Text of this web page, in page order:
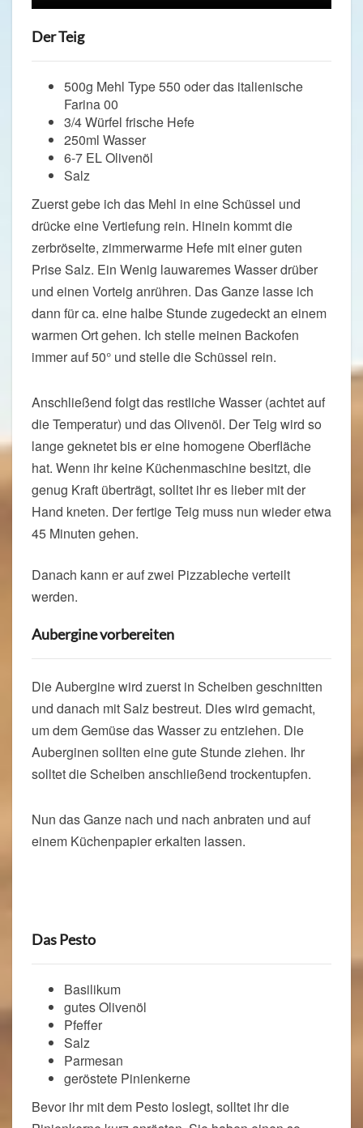
Der Teig
500g Mehl Type 550 oder das italienische
Farina 00
3/4 Würfel frische Hefe
250ml Wasser
6-7 EL Olivenöl
Salz
Zuerst gebe ich das Mehl in eine Schüssel und
drücke eine Vertiefung rein. Hinein kommt die
zerbröselte, zimmerwarme Hefe mit einer guten
Prise Salz. Ein Wenig lauwaremes Wasser drüber
und einen Vorteig anrühren. Das Ganze lasse ich
dann für ca. eine halbe Stunde zugedeckt an einem
warmen Ort gehen. Ich stelle meinen Backofen
immer auf 50° und stelle die Schüssel rein.
Anschließend folgt das restliche Wasser (achtet auf
die Temperatur) und das Olivenöl. Der Teig wird so
lange geknetet bis er eine homogene Oberfläche
hat. Wenn ihr keine Küchenmaschine besitzt, die
genug Kraft überträgt, solltet ihr es lieber mit der
Hand kneten. Der fertige Teig muss nun wieder etwa
45 Minuten gehen.
Danach kann er auf zwei Pizzableche verteilt
werden.
Aubergine vorbereiten
Die Aubergine wird zuerst in Scheiben geschnitten
und danach mit Salz bestreut. Dies wird gemacht,
um dem Gemüse das Wasser zu entziehen. Die
Auberginen sollten eine gute Stunde ziehen. Ihr
solltet die Scheiben anschließend trockentupfen.
Nun das Ganze nach und nach anbraten und auf
einem Küchenpapier erkalten lassen.
Das Pesto
Basilikum
gutes Olivenöl
Pfeffer
Salz
Parmesan
geröstete Pinienkerne
Bevor ihr mit dem Pesto loslegt, solltet ihr die